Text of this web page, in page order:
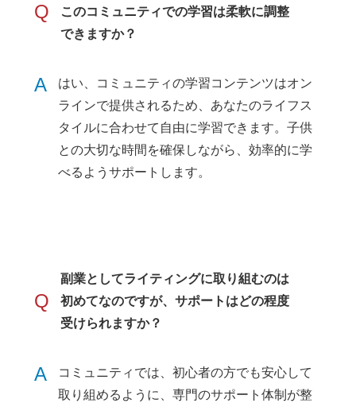
Q
このコミュニティでの学習は柔軟に調整
できますか？
A
はい、コミュニティの学習コンテンツはオン
ラインで提供されるため、あなたのライフス
タイルに合わせて自由に学習できます。子供
との大切な時間を確保しながら、効率的に学
べるようサポートします。
Q
副業としてライティングに取り組むのは
初めてなのですが、サポートはどの程度
受けられますか？
A
コミュニティでは、初心者の方でも安心して
取り組めるように、専門のサポート体制が整